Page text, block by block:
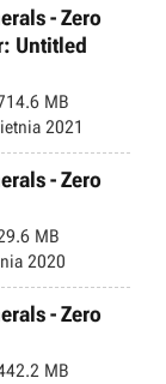
- Zero
Untitled
MB
2021
- Zero
MB
2020
- Zero
MB